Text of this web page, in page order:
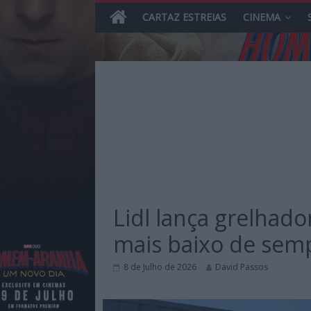
Reviews
sobre
CARTAZ ESTREIAS CINEMA
Lidl lança
mais baixo de
8 de Julho de 2026 David Passos